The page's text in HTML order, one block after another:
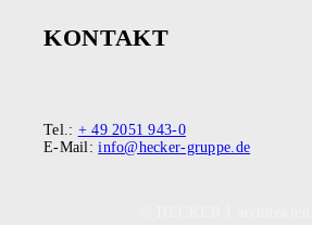
KONTAKT
Tel.: + 49 2051 943-0
E-Mail:info@hecker-gruppe.de